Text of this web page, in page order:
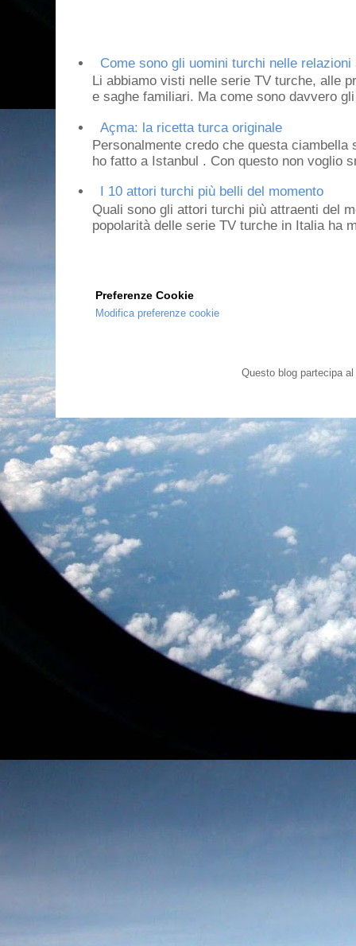
Come sono gli uomini turchi nelle
Li abbiamo visti nelle serie TV turche, alle
e saghe familiari. Ma come sono davvero
Açma: la ricetta turca originale
Personalmente credo che questa
ho fatto a Istanbul . Con questo non voglio
I 10 attori turchi più belli del momento
Quali sono gli attori turchi più attraenti del
popolarità delle serie TV turche in Italia ha
Preferenze Cookie
Modifica preferenze cookie
Questo blog partecipa